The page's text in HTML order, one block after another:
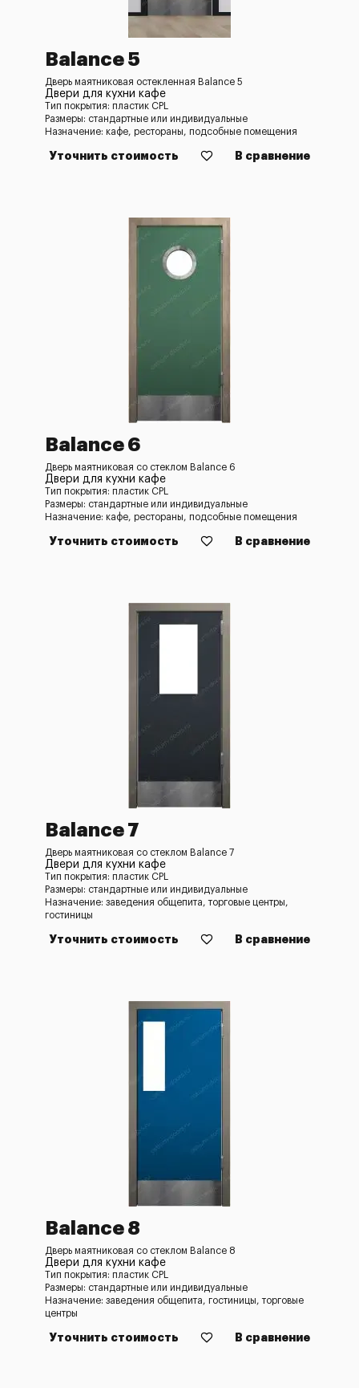
Balance 5
Дверь маятниковая остекленная Balance 5
Двери для кухни кафе
Тип покрытия: пластик CPL
Размеры: стандартные или индивидуальные
Назначение: кафе, рестораны, подсобные помещения
Уточнить стоимость В сравнение
Balance 6
Дверь маятниковая со стеклом Balance 6
Двери для кухни кафе
Тип покрытия: пластик CPL
Размеры: стандартные или индивидуальные
Назначение: кафе, рестораны, подсобные помещения
Уточнить стоимость В сравнение
Balance 7
Дверь маятниковая со стеклом Balance 7
Двери для кухни кафе
Тип покрытия: пластик CPL
Размеры: стандартные или индивидуальные
Назначение: заведения общепита, торговые центры,
гостиницы
Уточнить стоимость В сравнение
Balance 8
Дверь маятниковая со стеклом Balance 8
Двери для кухни кафе
Тип покрытия: пластик CPL
Размеры: стандартные или индивидуальные
Назначение: заведения общепита, гостиницы, торговые
центры
Уточнить стоимость В сравнение